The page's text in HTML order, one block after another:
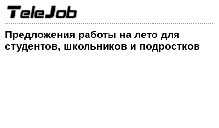
Предложения работы на лето для
студентов, школьников и подростков